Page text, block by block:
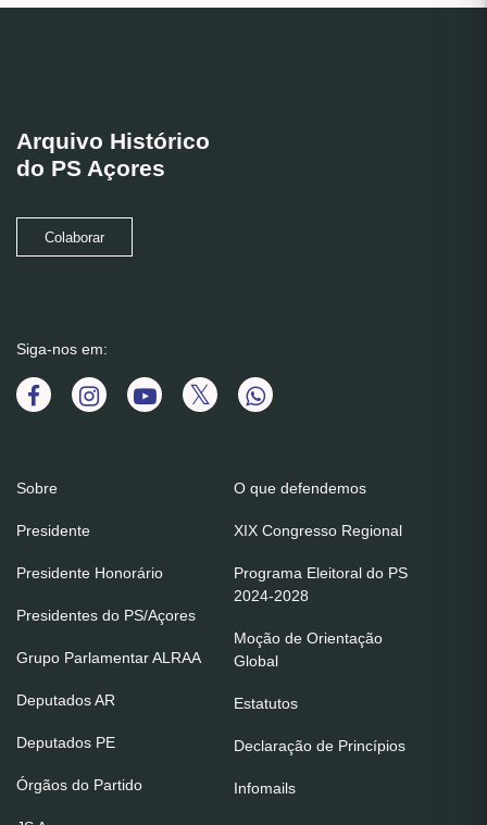
Arquivo Histórico
do PS Açores
Colaborar
Siga-nos em:
Sobre
Presidente
Presidente Honorário
Presidentes do PS/Açores
Grupo Parlamentar ALRAA
Deputados AR
Deputados PE
Órgãos do Partido
O que defendemos
XIX Congresso Regional
Programa Eleitoral do PS
2024-2028
Moção de Orientação
Global
Estatutos
Declaração de Princípios
Infomails